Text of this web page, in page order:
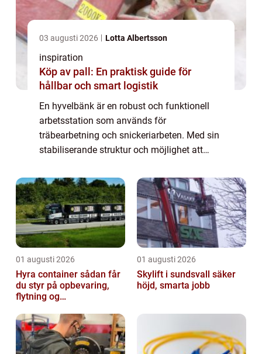
03 augusti 2026 Lotta Albertsson
inspiration
Köp av pall: En praktisk guide för
hållbar och smart logistik
En hyvelbänk är en robust och funktionell
arbetsstation som används för
träbearbetning och snickeriarbeten. Med sin
stabiliserande struktur och möjlighet att
trä...
01 augusti 2026
Hyra container sådan får
du styr på opbevaring,
flytning og
01 augusti 2026
Skylift i sundsvall säker
höjd, smarta jobb